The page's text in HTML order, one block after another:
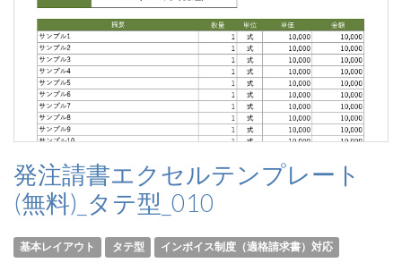
発注請書エクセルテンプレート
(無料)_タテ型_010
基本レイアウト タテ型 インボイス制度（適格請求書）対応